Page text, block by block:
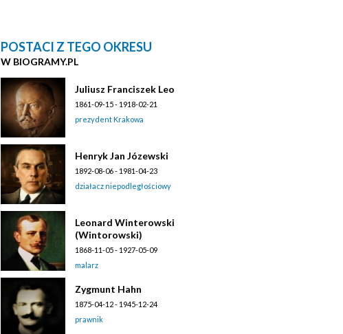
POSTACI Z TEGO OKRESU
W BIOGRAMY.PL
Juliusz Franciszek Leo
1861-09-15 - 1918-02-21
prezydent Krakowa
Henryk Jan Józewski
1892-08-06 - 1981-04-23
działacz niepodległościowy
Leonard Winterowski
(Wintorowski)
1868-11-05 - 1927-05-09
malarz
Zygmunt Hahn
1875-04-12 - 1945-12-24
prawnik